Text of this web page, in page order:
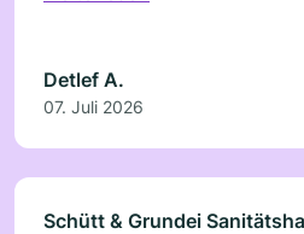
Anscheinend wird die
genommen. Ich verstehe es
Mitarbeiter einfach so
sie nicht schult.
Detlef A.
07. Juli 2026
Schütt & Grundei